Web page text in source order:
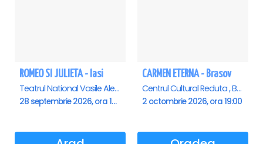
ROMEO SI JULIETA - Iasi
Teatrul National Vasile Alecsandri , Iasi
28 septembrie 2026, ora 19:00
CARMEN ETERNA - Brasov
Centrul Cultural Reduta , Brasov
2 octombrie 2026, ora 19:00